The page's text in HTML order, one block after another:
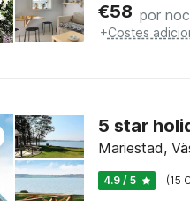
€58 por
+Costes
5 star
Mariestad,
4.9 / 5 (15